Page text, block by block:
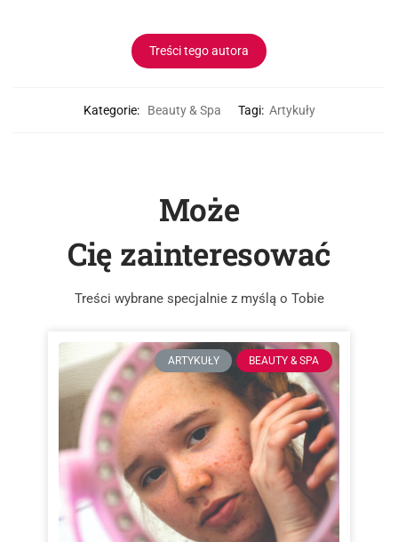
Treści tego autora
Kategorie: Beauty & Spa Tagi: Artykuły
Może
Cię zainteresować
Treści wybrane specjalnie z myślą o Tobie
ARTYKUŁY BEAUTY & SPA